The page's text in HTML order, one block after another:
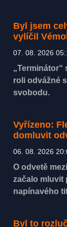
Byl jsem
vylíčil
07. 08. 2026
roli odvážné
svobodu.
Vyřízeno:
domluvit
06. 08. 2026
O odvetě
začalo mluvit
napínavého
Byl to